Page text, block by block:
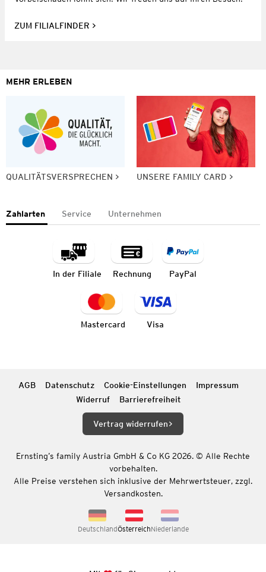
ZUM FILIALFINDER
MEHR ERLEBEN
QUALITÄTSVERSPRECHEN UNSERE FAMILY CARD
Zahlarten Service Unternehmen
In der Filiale Rechnung PayPal
Mastercard Visa
AGB Datenschutz Cookie-Einstellungen
Impressum
Widerruf
Barrierefreiheit
Vertrag widerrufen
Ernsting’s family Austria GmbH & Co KG 2026. © Alle Rechte
vorbehalten.
Alle Preise verstehen sich inklusive der Mehrwertsteuer, zzgl.
Versandkosten.
DeutschlandÖsterreichNiederlande